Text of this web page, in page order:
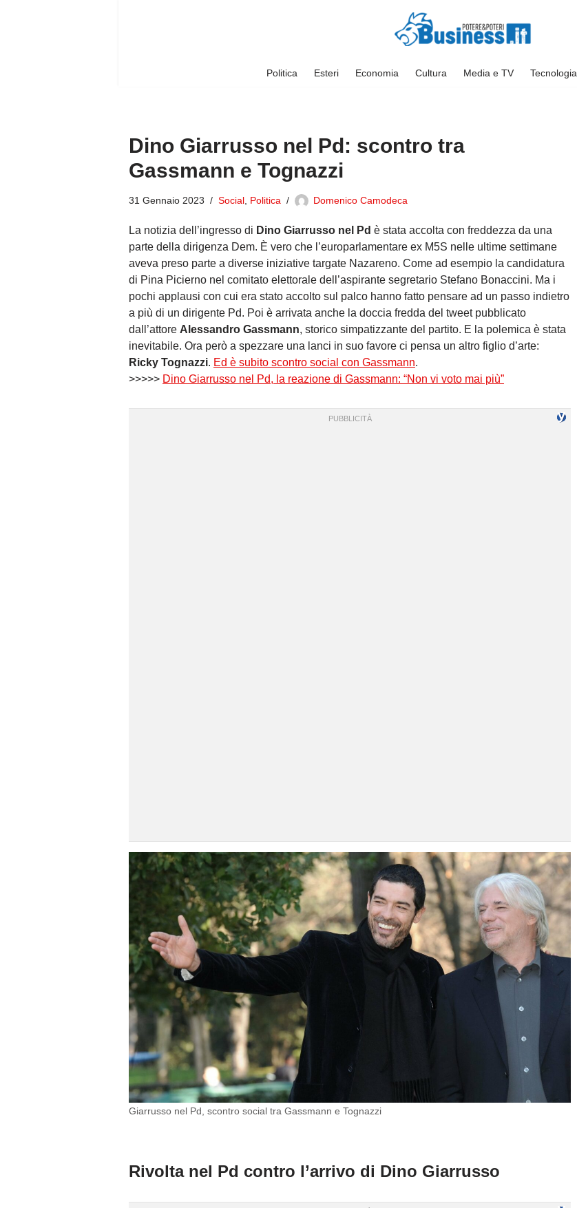
Politica Esteri Economia Cultura Media e TV Tecnologia
Dino Giarrusso nel Pd: scontro tra
Gassmann e Tognazzi
31 Gennaio 2023 Social Politica Domenico Camodeca
La notizia dell’ingresso di Dino Giarrusso nel Pd è stata accolta con freddezza da una
parte della dirigenza Dem. È vero che l’europarlamentare ex M5S nelle ultime settimane
aveva preso parte a diverse iniziative targate Nazareno. Come ad esempio la candidatura
di Pina Picierno nel comitato elettorale dell’aspirante segretario Stefano Bonaccini. Ma i
pochi applausi con cui era stato accolto sul palco hanno fatto pensare ad un passo indietro
a più di un dirigente Pd. Poi è arrivata anche la doccia fredda del tweet pubblicato
dall’attore Alessandro Gassmann, storico simpatizzante del partito. E la polemica è stata
inevitabile. Ora però a spezzare una lanci in suo favore ci pensa un altro figlio d’arte:
Ricky Tognazzi. Ed è subito scontro social con Gassmann.
>>>>> Dino Giarrusso nel Pd, la reazione di Gassmann: “Non vi voto mai più”
Giarrusso nel Pd, scontro social tra Gassmann e Tognazzi
Rivolta nel Pd contro l’arrivo di Dino Giarrusso